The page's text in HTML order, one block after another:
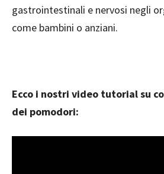
gastrointestinali e nervosi negli
come bambini o anziani.
Ecco i nostri video tutorial su
dei pomodori: